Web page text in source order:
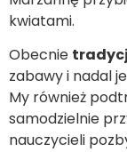
kwiatami.
Obecnie
zabawy i nadal
My również
samodzielnie
nauczycieli